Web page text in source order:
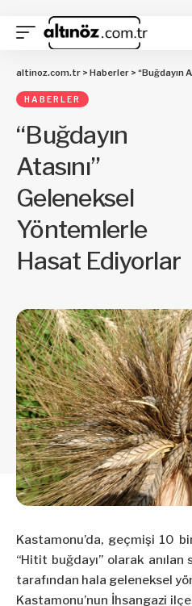
altinoz.com.tr > Haberler > “Buğdayın Atasını” Geleneksel Yöntemlerle Hasat Ediyorlar
HABERLER
“Buğdayın
Atasını”
Geleneksel
Yöntemlerle
Hasat Ediyorlar
Kastamonu’da, geçmişi 10
“Hitit buğdayı” olarak anılan
tarafından hala geleneksel
Kastamonu’nun İhsangazi